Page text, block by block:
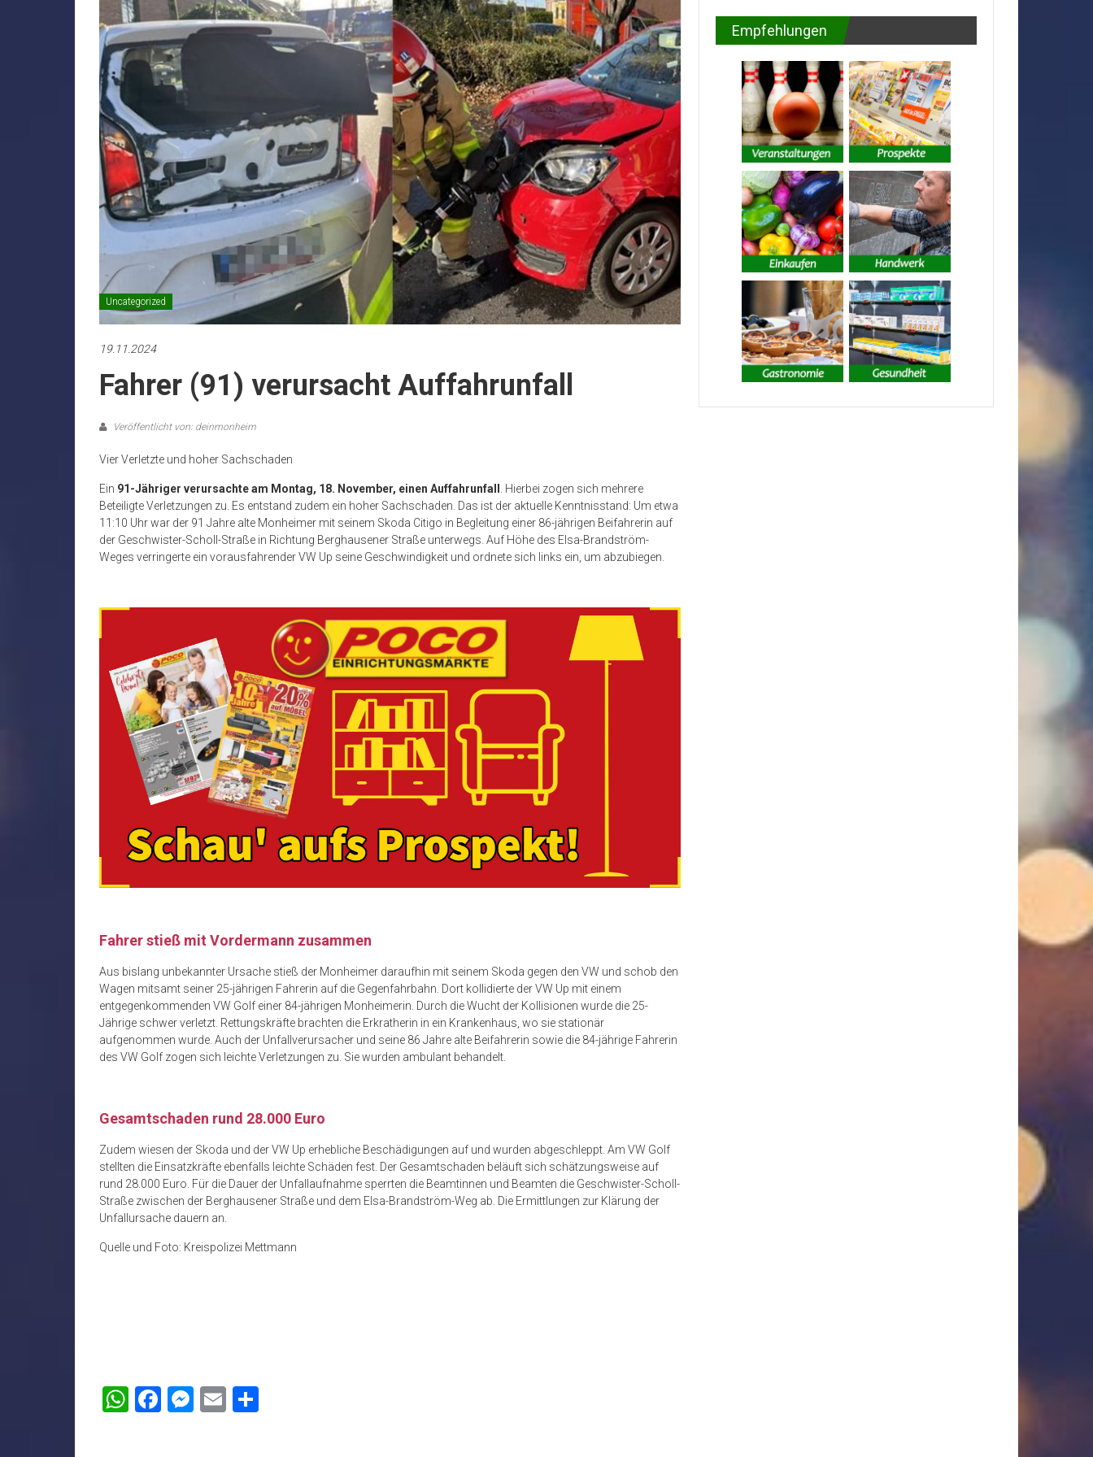
Uncategorized
19.11.2024
Fahrer (91) verursacht Auffahrunfall
Veröffentlicht von: deinmonheim
Vier Verletzte und hoher Sachschaden
Ein 91-Jähriger verursachte am Montag, 18. November, einen Auffahrunfall
. Hierbei zogen sich mehrere
Beteiligte Verletzungen zu. Es entstand zudem ein hoher Sachschaden. Das ist der aktuelle Kenntnisstand: Um etwa
11:10 Uhr war der 91 Jahre alte Monheimer mit seinem Skoda Citigo in Begleitung einer 86-jährigen Beifahrerin auf
der Geschwister-Scholl-Straße in Richtung Berghausener Straße unterwegs. Auf Höhe des Elsa-Brandström-
Weges verringerte ein vorausfahrender VW Up seine Geschwindigkeit und ordnete sich links ein, um abzubiegen.
Fahrer stieß mit Vordermann zusammen
Aus bislang unbekannter Ursache stieß der Monheimer daraufhin mit seinem Skoda gegen den VW und schob den
Wagen mitsamt seiner 25-jährigen Fahrerin auf die Gegenfahrbahn. Dort kollidierte der VW Up mit einem
entgegenkommenden VW Golf einer 84-jährigen Monheimerin. Durch die Wucht der Kollisionen wurde die 25-
Jährige schwer verletzt. Rettungskräfte brachten die Erkratherin in ein Krankenhaus, wo sie stationär
aufgenommen wurde. Auch der Unfallverursacher und seine 86 Jahre alte Beifahrerin sowie die 84-jährige Fahrerin
des VW Golf zogen sich leichte Verletzungen zu. Sie wurden ambulant behandelt.
Gesamtschaden rund 28.000 Euro
Zudem wiesen der Skoda und der VW Up erhebliche Beschädigungen auf und wurden abgeschleppt. Am VW Golf
stellten die Einsatzkräfte ebenfalls leichte Schäden fest. Der Gesamtschaden beläuft sich schätzungsweise auf
rund 28.000 Euro. Für die Dauer der Unfallaufnahme sperrten die Beamtinnen und Beamten die Geschwister-Scholl-
Straße zwischen der Berghausener Straße und dem Elsa-Brandström-Weg ab. Die Ermittlungen zur Klärung der
Unfallursache dauern an.
Quelle und Foto: Kreispolizei Mettmann
WhatsApp
Facebook
Messenger
Email
Empfehlungen